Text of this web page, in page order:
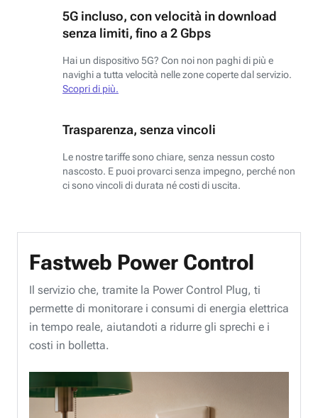
5G incluso, con velocità in download
senza limiti, fino a 2 Gbps
Hai un dispositivo 5G? Con noi non paghi di più e
navighi a tutta velocità nelle zone coperte dal servizio.
Scopri di più.
Trasparenza, senza vincoli
Le nostre tariffe sono chiare, senza nessun costo
nascosto. E puoi provarci senza impegno, perché non
ci sono vincoli di durata né costi di uscita.
Fastweb Power Control
Il servizio che, tramite la Power Control Plug, ti
permette di monitorare i consumi di energia elettrica
in tempo reale, aiutandoti a ridurre gli sprechi e i
costi in bolletta.